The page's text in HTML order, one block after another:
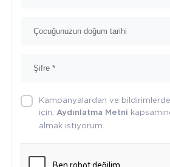
Kampanyalardan ve
için, Aydınlatma Metni
almak istiyorum.